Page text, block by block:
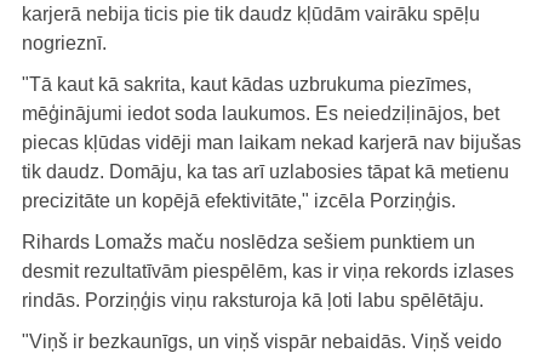
karjerā nebija ticis pie tik daudz kļūdām vairāku spēļu
nogrieznī.
"Tā kaut kā sakrita, kaut kādas uzbrukuma piezīmes,
mēģinājumi iedot soda laukumos. Es neiedziļinājos, bet
piecas kļūdas vidēji man laikam nekad karjerā nav bijušas
tik daudz. Domāju, ka tas arī uzlabosies tāpat kā metienu
precizitāte un kopējā efektivitāte," izcēla Porziņģis.
Rihards Lomažs maču noslēdza sešiem punktiem un
desmit rezultatīvām piespēlēm, kas ir viņa rekords izlases
rindās. Porziņģis viņu raksturoja kā ļoti labu spēlētāju.
"Viņš ir bezkaunīgs, un viņš vispār nebaidās. Viņš veido